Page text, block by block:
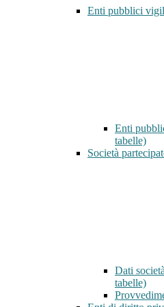
Enti pubblici
Enti
tabelle)
Società
Dati
tabelle)